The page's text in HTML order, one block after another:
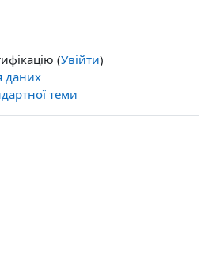
(Увійти)
даних
теми